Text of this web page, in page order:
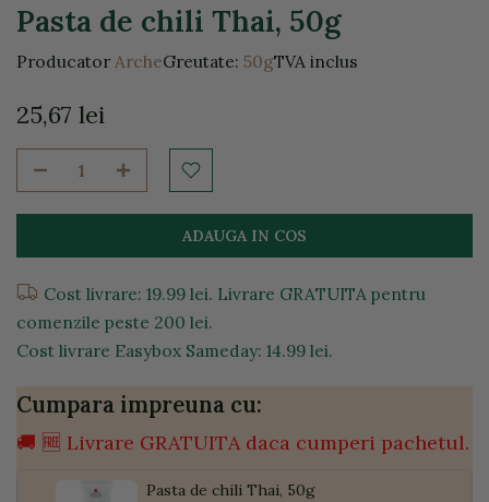
Pasta de chili Thai, 50g
Producator ArcheGreutate: 50gTVA inclus
25,67 lei
ADAUGA IN COS
Cost livrare: 19.99 lei. Livrare GRATUITA pentru
comenzile peste 200 lei.
Cost livrare Easybox Sameday: 14.99 lei.
Cumpara impreuna cu:
🚚 🆓 Livrare GRATUITA daca cumperi pachetul.
Pasta de chili Thai, 50g